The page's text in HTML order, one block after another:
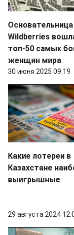
Основательница
Wildberries
топ-50 самых
женщин мира
30 июня 2025 09:19
Какие лотереи в
Казахстане
выигрышные
29 августа 2024